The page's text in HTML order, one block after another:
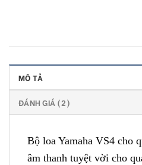
MÔ TẢ
ĐÁNH GIÁ (2)
Bộ loa Yamaha VS4 cho
âm thanh tuyệt vời cho